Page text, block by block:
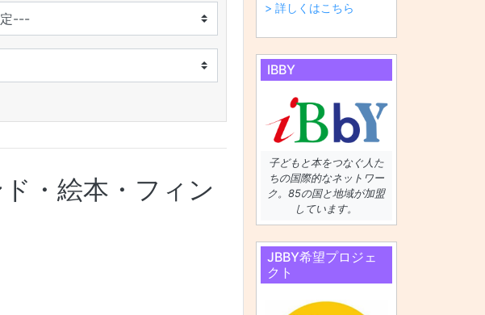
・絵本・フィン
> 詳しくはこちら
IBBY
子どもと本をつなぐ人た
ちの国際的なネットワー
ク。85の国と地域が加盟
しています。
JBBY希望プロジェ
クト